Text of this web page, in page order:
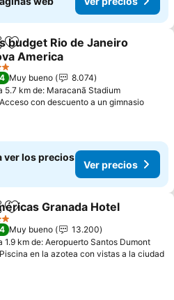
Añadir a favoritos
budget Rio de Janeiro
America
precios
Muy bueno
8.074
5.7 km de: Maracanã Stadium
Acceso con descuento a un gimnasioVer
ver los precios
Ver precios
Añadir a favoritos
Granada Hotel
Muy bueno
13.200
1.9 km de: Aeropuerto Santos Dumont
Piscina en la azotea con vistas a la ciudad